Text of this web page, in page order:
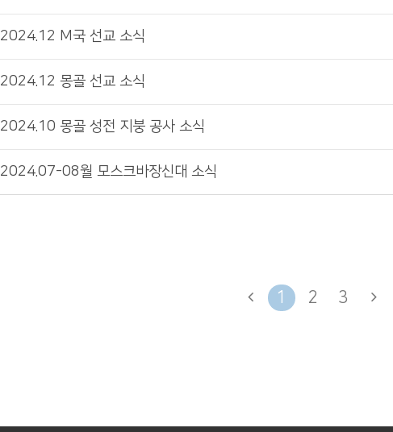
2024.12 M국 선교 소식
2024.12 몽골 선교 소식
2024.10 몽골 성전 지붕 공사 소식
2024.07-08월 모스크바장신대 소식
1 2 3